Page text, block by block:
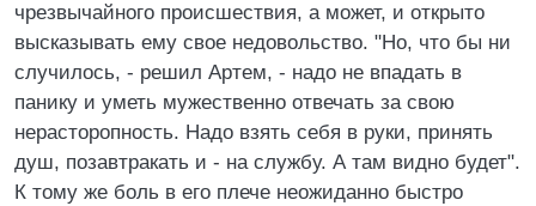
чрезвычайного происшествия, а может, и открыто
высказывать ему свое недовольство. "Но, что бы ни
случилось, - решил Артем, - надо не впадать в
панику и уметь мужественно отвечать за свою
нерасторопность. Надо взять себя в руки, принять
душ, позавтракать и - на службу. А там видно будет".
К тому же боль в его плече неожиданно быстро